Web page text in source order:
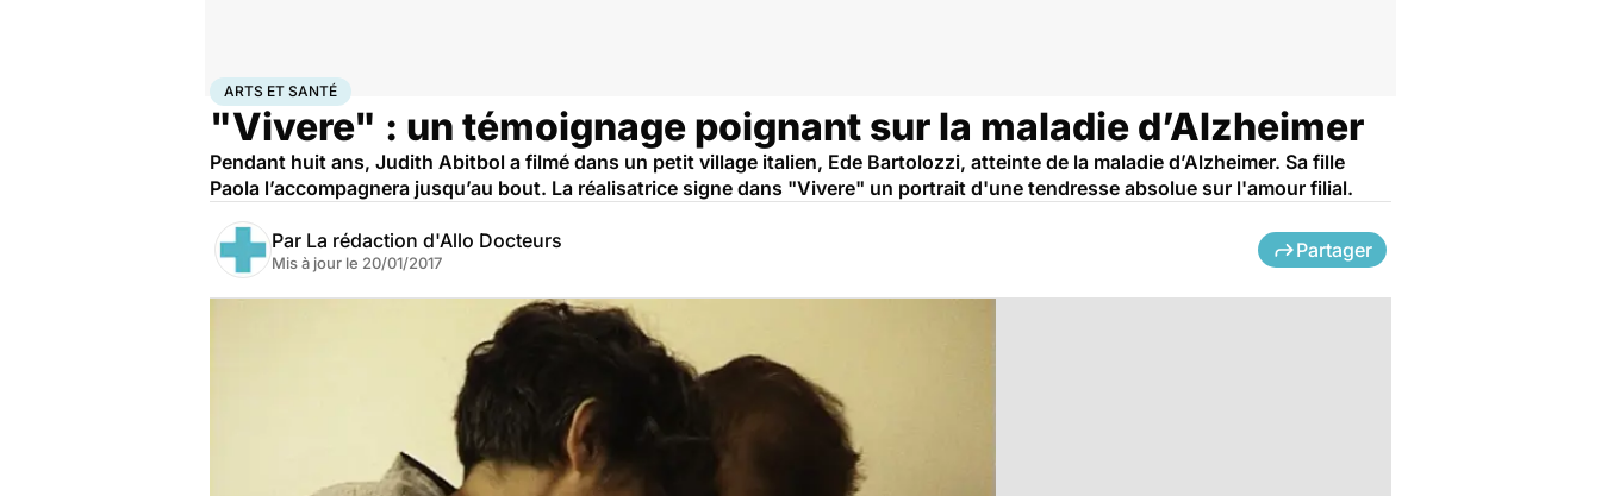
AccueilBien-êtreArts et santé
ARTS ET SANTÉ
"Vivere" : un témoignage poignant sur la maladie d’Alzheimer
Pendant huit ans, Judith Abitbol a filmé dans un petit village italien, Ede Bartolozzi, atteinte de la maladie d’Alzheimer. Sa fille
Paola l’accompagnera jusqu’au bout. La réalisatrice signe dans "Vivere" un portrait d'une tendresse absolue sur l'amour filial.
Par La rédaction d'Allo Docteurs
Mis à jour le 20/01/2017
Partager